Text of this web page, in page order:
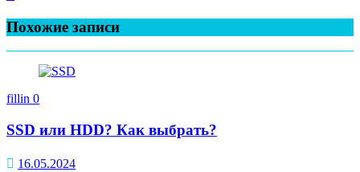
Похожие записи
fillin 0
SSD или HDD? Как выбрать?
16.05.2024